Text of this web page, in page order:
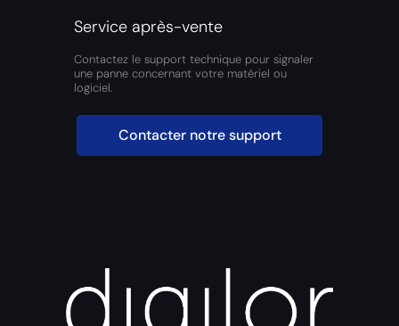
Service après-vente
Contactez le support technique pour signaler
une panne concernant votre matériel ou
logiciel.
Contacter notre support